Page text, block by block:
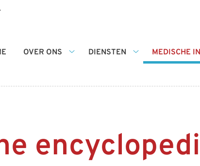
OVER ONS
DIENSTEN
Diensten
MEDISCHE